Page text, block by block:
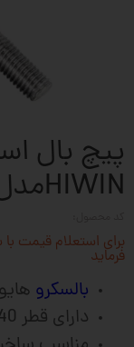
پیچ بال
HIWINمدلFSI-R-40-5
فرماید
بالسکرو
دارای قطر 40 و گام 5